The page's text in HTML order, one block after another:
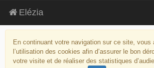
aller
contenu
En continuant votre navigation sur ce site, vous
l’utilisation des cookies afin d’assurer le bon
votre visite et de réaliser des statistiques
Elézia